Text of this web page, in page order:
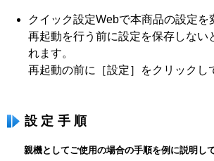
クイック設定Webで本商品の設定を
再起動を行う前に設定を保存しない
れます。
再起動の前に［設定］をクリックし
設定手順
親機としてご使用の場合の手順を例に説明し